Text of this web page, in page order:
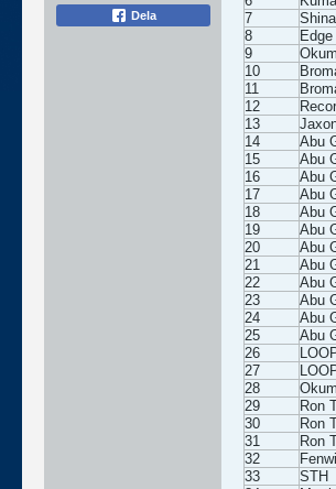
Dela
7
Shina
8
Edge
9
10
11
12
13
14
Abu
15
Abu
16
Abu
17
Abu
18
Abu
19
Abu
20
Abu
21
Abu
22
Abu
23
Abu
24
Abu
25
Abu
26
27
28
29
Ron
30
Ron
31
Ron
32
33
STH